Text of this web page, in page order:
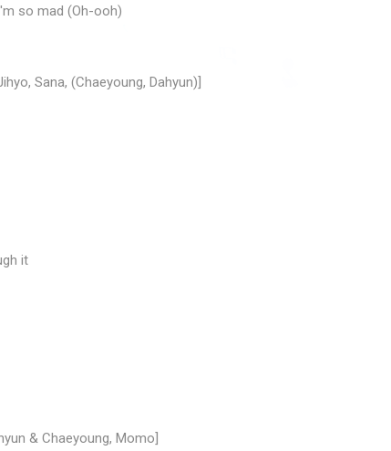
so mad (Oh-ooh)
Sana, (Chaeyoung, Dahyun)]
it
& Chaeyoung, Momo]
🎶